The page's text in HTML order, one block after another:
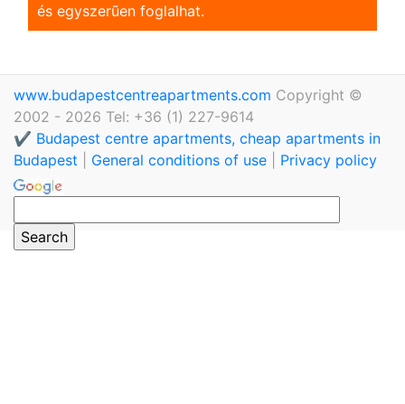
és egyszerũen foglalhat.
www.budapestcentreapartments.com Copyright ©
2002 - 2026 Tel: +36 (1) 227-9614
✔️ Budapest centre apartments, cheap apartments in
Budapest
General conditions of use Privacy policy